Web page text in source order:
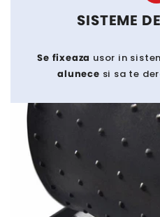
SISTEME
Se fixeaza usor in
alunece si sa te